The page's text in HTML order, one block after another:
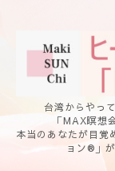
台湾からやっ
「MAX瞑想
本当のあなたが目覚
ョン®」